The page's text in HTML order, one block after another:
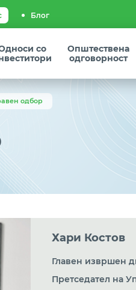
Блог
со
Општествена
одговорност
одбор
Хари Костов
Главен извршен
Претседател на